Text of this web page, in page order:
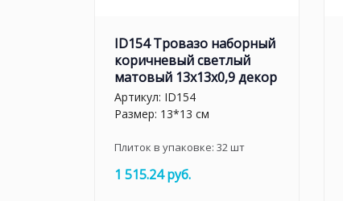
ID154 Тровазо наборный
коричневый светлый
матовый 13x13x0,9 декор
Артикул: ID154
Размер: 13*13 см
Плиток в упаковке: 32шт
1 515.24 руб.